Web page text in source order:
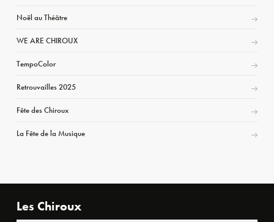
Noël au Théâtre
WE ARE CHIROUX
TempoColor
Retrouvailles 2025
Fête des Chiroux
La Fête de la Musique
Les Chiroux